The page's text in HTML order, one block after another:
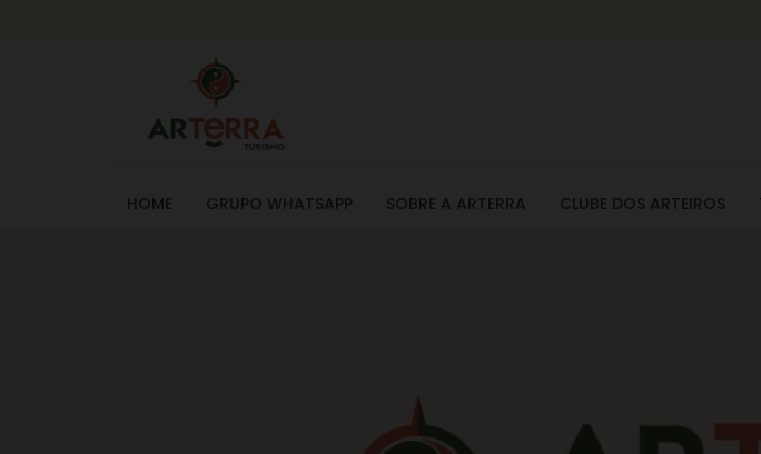
HOME GRUPO WHATSAPP SOBRE A ARTERRA CLUBE DOS ARTEIROS